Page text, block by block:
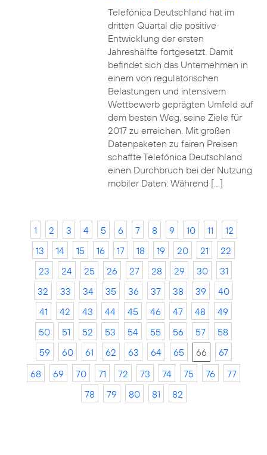
Telefónica Deutschland hat im
dritten Quartal die positive
Entwicklung der ersten
Jahreshälfte fortgesetzt. Damit
befindet sich das Unternehmen in
einem von regulatorischen
Belastungen und intensivem
Wettbewerb geprägten Umfeld auf
dem besten Weg, seine Ziele für
2017 zu erreichen. Mit großen
Datenpaketen zu fairen Preisen
schaffte Telefónica Deutschland
einen Durchbruch bei der Nutzung
mobiler Daten: Während […]
1 2 3 4 5 6 7 8 9 10 11
12
13
14 15 16 17 18 19 20 21
22
23
24 25 26 27 28 29 30
31
32
33 34 35 36 37 38 39
40
41
42 43 44 45 46 47 48
49
50
51 52 53 54 55 56 57
58
59
60 61 62 63 64 65 66
67
68
69 70 71 72 73 74 75 76
77
78
79 80 81 82